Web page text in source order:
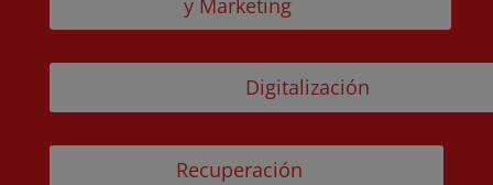
Digitalización
Recuperación